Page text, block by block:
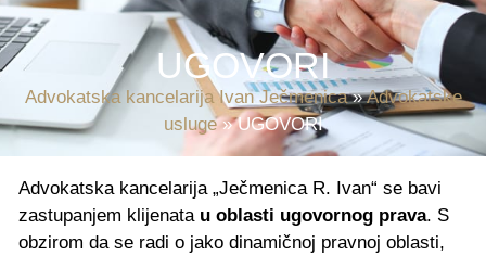
UGOVORI
Advokatska kancelarija Ivan Ječmenica»Advokatske
usluge»UGOVORI
Advokatska kancelarija „Ječmenica R. Ivan“ se bavi
zastupanjem klijenatau oblasti ugovornog prava. S
obzirom da se radi o jako dinamičnoj pravnoj oblasti,